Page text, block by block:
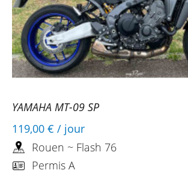
YAMAHA MT-09 SP
119,00 € / jour
Rouen ~ Flash 76
Permis A